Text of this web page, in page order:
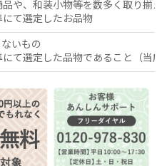
や、和装小物等を数多く取り揃
て選定したお品物
いもの
て選定した品物であること（当